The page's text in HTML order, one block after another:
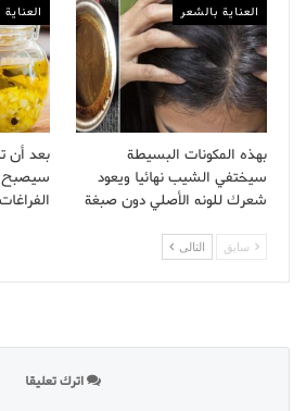
العناية بالشعر
بهذه المكونات البسيطة
سيختفي الشيب نهائيا ويعود
شعرك للونه الأصلي دون صبغة
بعد أن
سيصبح
سابق التالى
اترك تعليقا